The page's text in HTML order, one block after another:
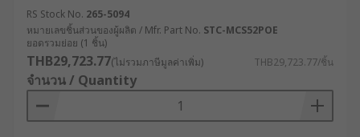
RS Stock No. 265-5094
หมายเลขชิ้นส่วนของผู้ผลิต / Mfr. Part No. STC-MCS52POE
ยอดรวมย่อย (1 ชิ้น)
THB29,723.77(ไม่รวมภาษีมูลค่าเพิ่ม) THB29,723.77/ชิ้น
จำนวน / Quantity